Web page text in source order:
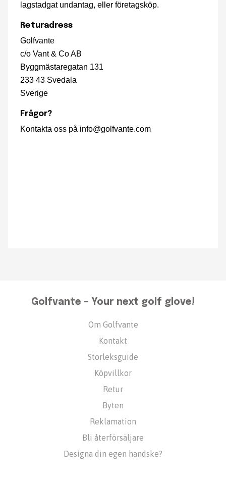
lagstadgat undantag, eller företagsköp.
Returadress
Golfvante
c/o Vant & Co AB
Byggmästaregatan 131
233 43 Svedala
Sverige
Frågor?
Kontakta oss på info@golfvante.com
Golfvante – Your next golf glove!
Om Golfvante
Kontakt
Storleksguide
Köpvillkor
Retur
Byten
Reklamation
Bli återförsäljare
Designa din egen handske?